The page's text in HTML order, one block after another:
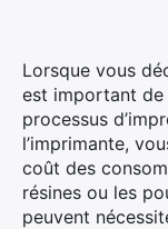
Lorsque vous
est important
processus
l’imprimante,
coût des
résines ou les
peuvent